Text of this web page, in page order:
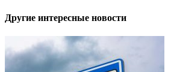
Другие интересные новости